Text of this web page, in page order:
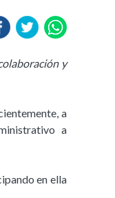
y
a
a
en ella